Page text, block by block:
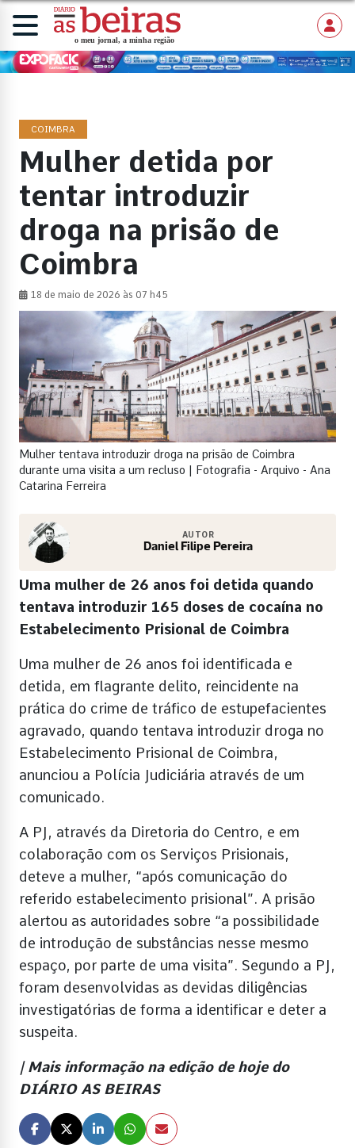
COIMBRA
Mulher detida por
tentar introduzir
droga na prisão de
Coimbra
18 de maio de 2026 às 07 h45
Mulher tentava introduzir droga na prisão de Coimbra
durante uma visita a um recluso | Fotografia - Arquivo - Ana
Catarina Ferreira
AUTOR
Daniel Filipe Pereira
Uma mulher de 26 anos foi detida quando
tentava introduzir 165 doses de cocaína no
Estabelecimento Prisional de Coimbra
Uma mulher de 26 anos foi identificada e
detida, em flagrante delito, reincidente na
prática do crime de tráfico de estupefacientes
agravado, quando tentava introduzir droga no
Estabelecimento Prisional de Coimbra,
anunciou a Polícia Judiciária através de um
comunicado.
A PJ, através da Diretoria do Centro, e em
colaboração com os Serviços Prisionais,
deteve a mulher, “após comunicação do
referido estabelecimento prisional”. A prisão
alertou as autoridades sobre “a possibilidade
de introdução de substâncias nesse mesmo
espaço, por parte de uma visita”. Segundo a PJ,
foram desenvolvidas as devidas diligências
investigatórias de forma a identificar e deter a
suspeita.
| Mais informação na edição de hoje do
DIÁRIO AS BEIRAS